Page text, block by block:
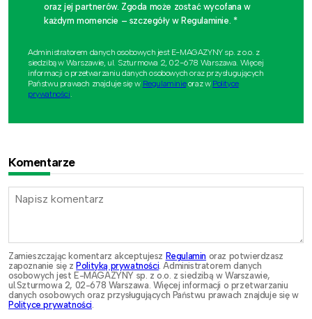
oraz jej partnerów. Zgoda może zostać wycofana w
każdym momencie – szczegóły w Regulaminie. *
Administratorem danych osobowych jest E-MAGAZYNY sp. z o.o. z
siedzibą w Warszawie, ul. Szturmowa 2, 02-678 Warszawa. Więcej
informacji o przetwarzaniu danych osobowych oraz przysługujących
Państwu prawach znajduje się w Regulaminieoraz w Polityce
prywatności.
Komentarze
Zamieszczając komentarz akceptujesz Regulamin oraz potwierdzasz
zapoznanie się zPolityką prywatności . Administratorem danych
osobowych jest E-MAGAZYNY sp. z o.o. z siedzibą w Warszawie,
ul.Szturmowa 2, 02-678 Warszawa. Więcej informacji o przetwarzaniu
danych osobowych oraz przysługujących Państwu prawach znajduje się w
Polityce prywatności